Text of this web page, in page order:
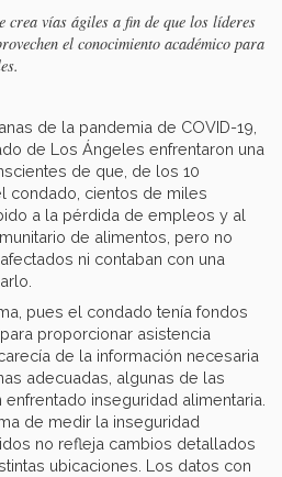
crea vías ágiles a fin de que los líderes
el conocimiento académico para
de la pandemia de COVID-19,
de Los Ángeles enfrentaron una
de que, de los 10
condado, cientos de miles
a la pérdida de empleos y al
de alimentos, pero no
ni contaban con una
pues el condado tenía fondos
proporcionar asistencia
de la información necesaria
adecuadas, algunas de las
inseguridad alimentaria.
de medir la inseguridad
no refleja cambios detallados
ubicaciones. Los datos con